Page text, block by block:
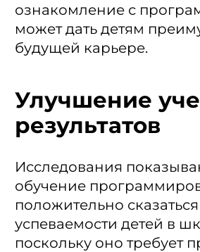
ознакомление с
может дать детям
будущей карьере.
Улучшение
результатов
Исследования
обучение
положительно
успеваемости детей в
поскольку оно требует